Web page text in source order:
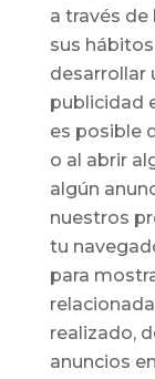
a través
sus
desarrollar
publicidad
es posible
o al abrir
algún
nuestros
tu
para
realizado,
anuncios